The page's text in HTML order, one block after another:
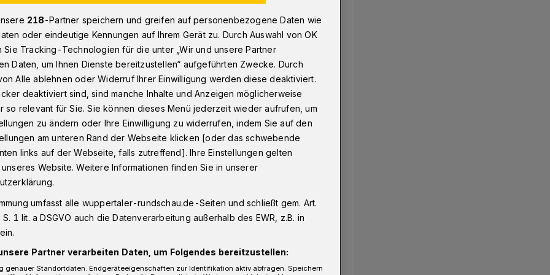
Wuppertal: Tunnel Schee wegen Eis gesperrt
wegen Eis
der die Wuppertaler Nordbahntrasse
Trasse verbindet, musste kurzfristig
und auf der Fahrbahndecke aus
werden.
218-Partner speichern und greifen auf personenbezogene Daten wie
oder eindeutige Kennungen auf Ihrem Gerät zu. Durch Auswahl von OK
Sie Tracking-Technologien für die unter „Wir und unsere Partner
Daten, um Ihnen Dienste bereitzustellen“ aufgeführten Zwecke. Durch
Alle ablehnen oder Widerruf Ihrer Einwilligung werden diese deaktiviert.
deaktiviert sind, sind manche Inhalte und Anzeigen möglicherweise
so relevant für Sie. Sie können dieses Menü jederzeit wieder aufrufen, um
zu ändern oder Ihre Einwilligung zu widerrufen, indem Sie auf den
am unteren Rand der Webseite klicken [oder das schwebende
links auf der Webseite, falls zutreffend]. Ihre Einstellungen gelten
Website. Weitere Informationen finden Sie in unserer
umfasst alle wuppertaler-rundschau.de-Seiten und schließt gem. Art.
1 lit. a DSGVO auch die Datenverarbeitung außerhalb des EWR, z.B. in
Partner verarbeiten Daten, um Folgendes bereitzustellen:
genauer Standortdaten. Endgeräteeigenschaften zur Identifikation aktiv abfragen. Speichern